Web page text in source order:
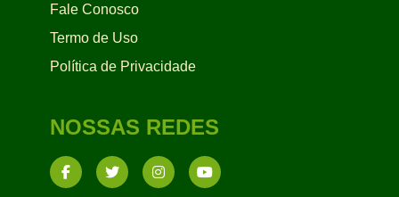
Fale Conosco
Termo de Uso
Política de Privacidade
NOSSAS REDES